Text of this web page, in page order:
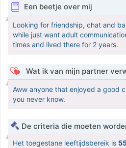
Een beetje over mij
Looking for friendship, chat and
while just want adult
times and lived there for 2 years.
Wat ik van mijn partner
Aww anyone that enjoyed a good
you never know.
De criteria die moeten
Het toegestane leeftijdsbereik is